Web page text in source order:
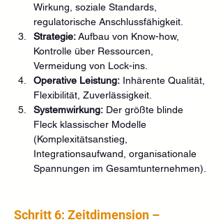
Wirkung, soziale Standards,
regulatorische Anschlussfähigkeit.
Strategie: Aufbau von Know-how,
Kontrolle über Ressourcen,
Vermeidung von Lock-ins.
Operative Leistung: Inhärente Qualität,
Flexibilität, Zuverlässigkeit.
Systemwirkung: Der größte blinde
Fleck klassischer Modelle
(Komplexitätsanstieg,
Integrationsaufwand, organisationale
Spannungen im Gesamtunternehmen).
Schritt 6: Zeitdimension –